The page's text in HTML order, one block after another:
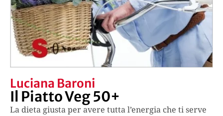
Luciana Baroni
Il Piatto Veg 50+
La dieta giusta per avere tutta l’energia che ti serve